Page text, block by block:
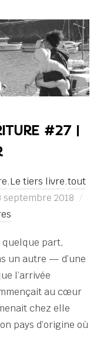
#27 |
,Le tiers livre,tout
septembre 2018
part,
un autre — d’une
l’arrivée
au cœur
chez elle
pays d’origine où